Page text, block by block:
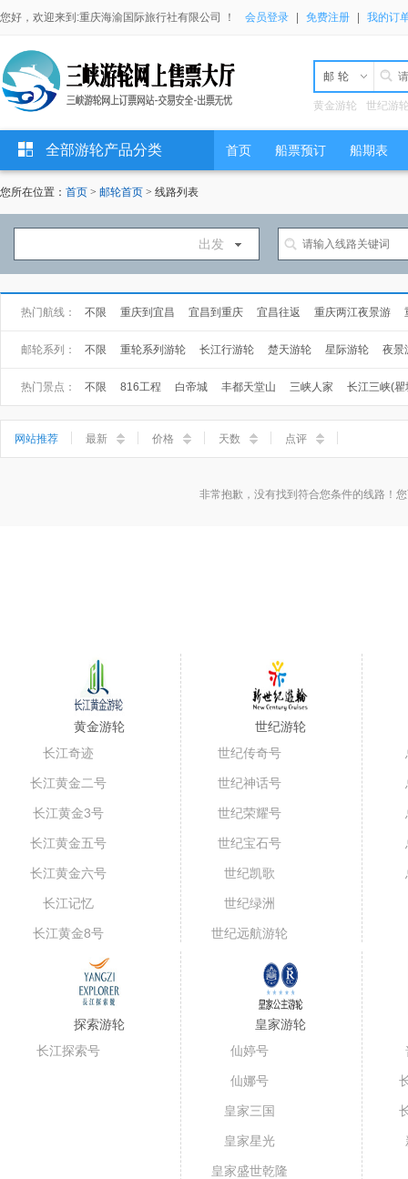
您好，欢迎来到:重庆海渝国际旅行社有限公司 ！ 会员登录 免费注册 我的订
邮轮
黄金游轮 世纪游
全部游轮产品分类 首页 船票预订 船期表
您所在位置： 首页 > 邮轮首页 > 线路列表
出发
热门航线： 不限 重庆到宜昌 宜昌到重庆 宜昌往返 重庆两江夜景游
邮轮系列：
不限 重轮系列游轮 长江行游轮 楚天游轮 星际游轮
夜景
热门景点：
不限 816工程 白帝城 丰都天堂山 三峡人家
长江三峡(
小三峡
神女溪 石宝寨 丰都鬼城
网站推荐 最新 价格 天数 点评
非常抱歉，没有找到符合您条件的线路！
黄金游轮
长江奇迹
长江黄金二号
长江黄金3号
长江黄金五号
长江黄金六号
长江记忆
长江黄金8号
世纪游轮
世纪传奇号
世纪神话号
世纪荣耀号
世纪宝石号
世纪凯歌
世纪绿洲
世纪远航游轮
探索游轮
长江探索号
皇家游轮
仙婷号
仙娜号
皇家三国
皇家星光
皇家盛世乾隆